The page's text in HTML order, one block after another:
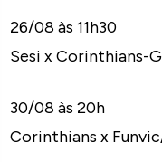
26/08 às 11h30
Sesi x Corinthians-
30/08 às 20h
Corinthians x